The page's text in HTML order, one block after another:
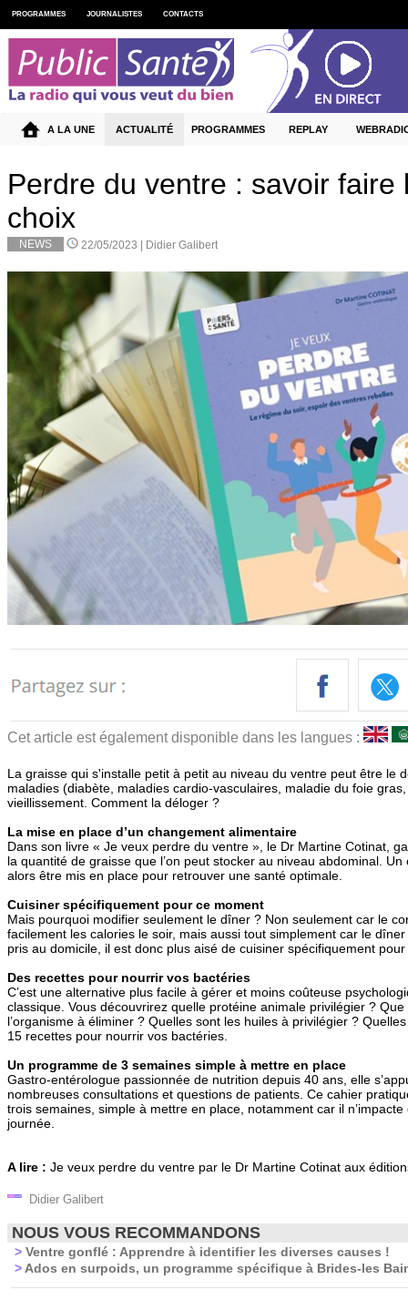
Perdre du ventre : savoir faire
choix
NEWS 22/05/2023 | Didier Galibert
Cet article est également disponible dans les langues :
La graisse qui s'installe petit à petit au niveau du ventre peut être le
maladies (diabète, maladies cardio-vasculaires, maladie du foie
vieillissement. Comment la déloger ?
La mise en place d’un changement alimentaire
Dans son livre « Je veux perdre du ventre », le Dr Martine Cotinat,
la quantité de graisse que l’on peut stocker au niveau abdominal.
alors être mis en place pour retrouver une santé optimale.
Cuisiner spécifiquement pour ce moment
Mais pourquoi modifier seulement le dîner ? Non seulement car le
facilement les calories le soir, mais aussi tout simplement car le
pris au domicile, il est donc plus aisé de cuisiner spécifiquement
Des recettes pour nourrir vos bactéries
C’est une alternative plus facile à gérer et moins coûteuse
classique. Vous découvrirez quelle protéine animale privilégier ?
l’organisme à éliminer ? Quelles sont les huiles à privilégier ?
15 recettes pour nourrir vos bactéries.
Un programme de 3 semaines simple à mettre en place
Gastro-entérologue passionnée de nutrition depuis 40 ans, elle
nombreuses consultations et questions de patients. Ce cahier
trois semaines, simple à mettre en place, notamment car il n’impacte
journée.
A lire : Je veux perdre du ventre par le Dr Martine Cotinat aux
Didier Galibert
NOUS VOUS RECOMMANDONS
> Ventre gonflé : Apprendre à identifier les diverses causes !
> Ados en surpoids, un programme spécifique à Brides-les
PROGRAMMES JOURNALISTES CONTACTS
A LA UNE ACTUALITÉ PROGRAMMES REPLAY